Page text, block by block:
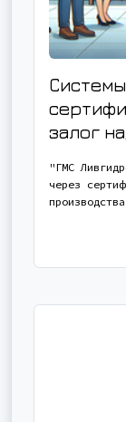
залог
"ГМС
через